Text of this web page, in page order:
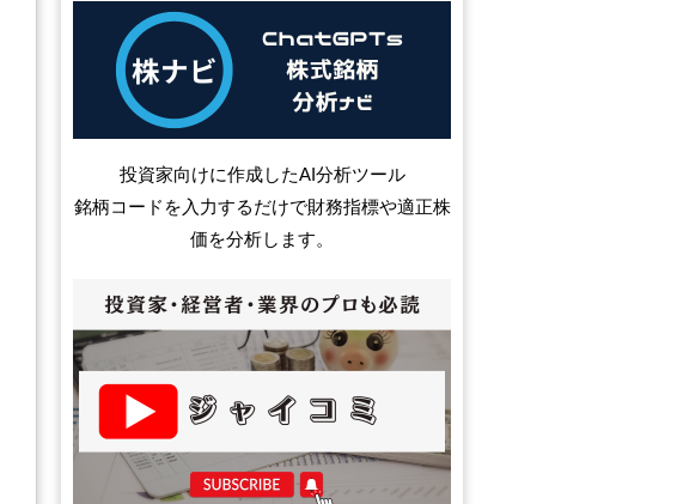
投資家向けに作成したAI分析ツール
銘柄コードを入力するだけで財務指標や適正株
価を分析します。